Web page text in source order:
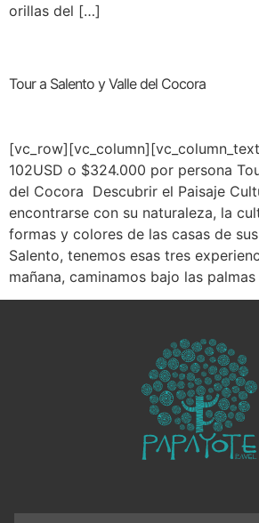
orillas del […]
Tour a Salento y Valle del Cocora
102USD o $324.000 por persona
del Cocora Descubrir el Paisaje
encontrarse con su naturaleza, la
formas y colores de las casas de
Salento, tenemos esas tres
mañana, caminamos bajo las